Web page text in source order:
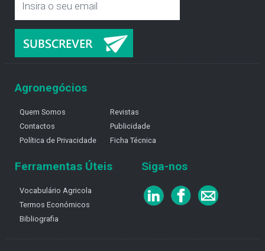
Agronegócios
Quem Somos
Contactos
Política de Privacidade
Revistas
Publicidade
Ficha Técnica
Ferramentas Úteis
Vocabulário Agricola
Termos Económicos
Bibliografia
Siga-nos